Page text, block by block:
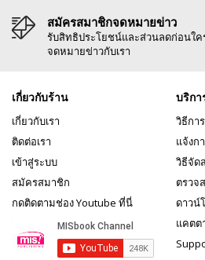
สมัครสมาชิกจดหมายข่าว
รับสิทธิประโยชน์และส่วนลดก่อนใค
จดหมายข่าวกับเรา
เกี่ยวกับร้าน
เกี่ยวกับเรา
ติดต่อเรา
เข้าสู่ระบบ
สมัครสมาชิก
กดติดตามช่อง Youtube ที่นี่
บริกา
วิธีกา
แจ้งก
วิธีจัด
ตรวจ
ดาวน์
แคตต